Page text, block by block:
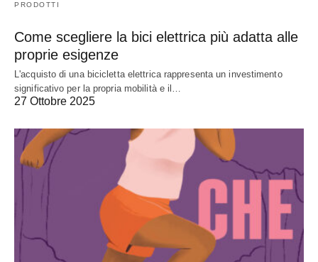
PRODOTTI
Come scegliere la bici elettrica più adatta alle
proprie esigenze
L'acquisto di una bicicletta elettrica rappresenta un investimento
significativo per la propria mobilità e il…
27 Ottobre 2025